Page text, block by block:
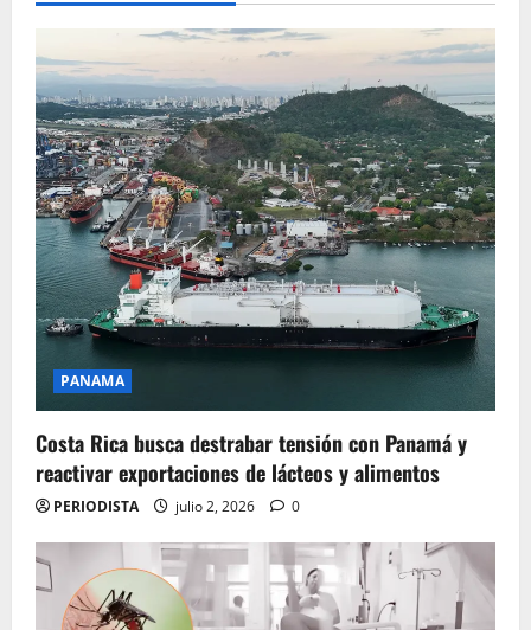
PANAMA
Costa Rica busca destrabar tensión con Panamá y
reactivar exportaciones de lácteos y alimentos
PERIODISTA julio 2, 2026 0